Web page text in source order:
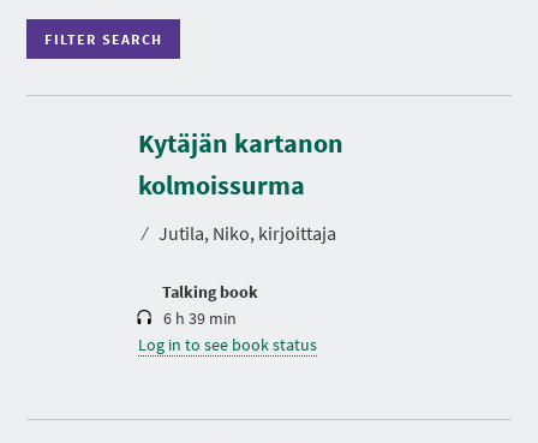
FILTER SEARCH
A
R
C
Kytäjän kartanon
kolmoissurma
⁄ Jutila, Niko, kirjoittaja
Talking book
D
u
r
a
i
6 h 39 min
Log in to see book status
D